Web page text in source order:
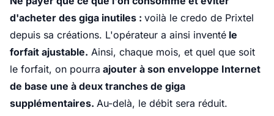
d'acheter des giga inutiles : voilà le credo de Prixtel
depuis sa créations. L'opérateur a ainsi inventé le
forfait ajustable. Ainsi, chaque mois, et quel que soit
le forfait, on pourra ajouter à son enveloppe Internet
de base une à deux tranches de giga
supplémentaires. Au-delà, le débit sera réduit.